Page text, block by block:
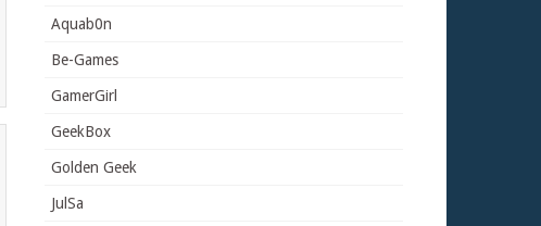
Aquab0n
Be-Games
GamerGirl
GeekBox
Golden Geek
JulSa